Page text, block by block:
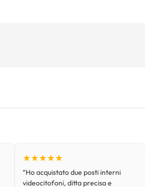
★★★★★
“Ho acquistato due posti interni
videocitofoni, ditta precisa e